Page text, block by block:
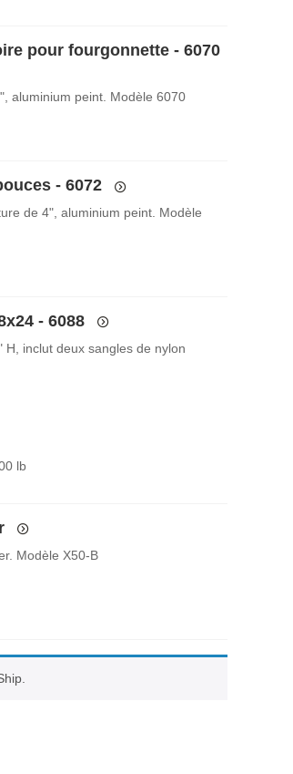
pour fourgonnette - 6070
aluminium peint. Modèle 6070
- 6072
de 4", aluminium peint. Modèle
- 6088
inclut deux sangles de nylon
lb
Modèle X50-B